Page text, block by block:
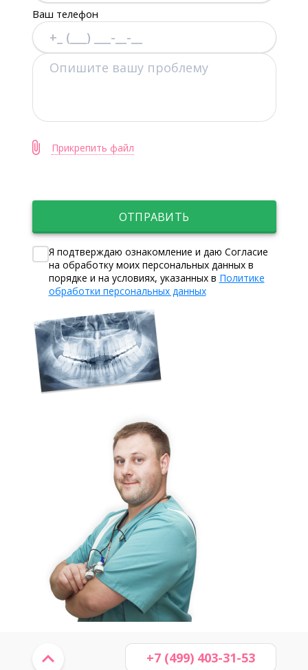
Ваш телефон
Прикрепить файл
ОТПРАВИТЬ
Я подтверждаю ознакомление и даю Согласие
на обработку моих персональных данных в
порядке и на условиях, указанных в Политике
обработки персональных данных
+7 (499) 403-31-53